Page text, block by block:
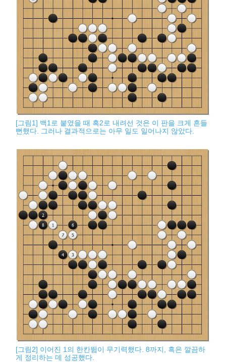
[그림1] 백1로 붙였을 때 흑2로 내려선 것은 이 판을 크게 흔들
뻔했다. 그러나 결과적으로는 아무 일도 일어나지 않았다.
[그림2] 이어진 1의 한칸뜀이 무기력했다. 8까지, 흑은 깔끔하
게 정리하는 데 성공했다.